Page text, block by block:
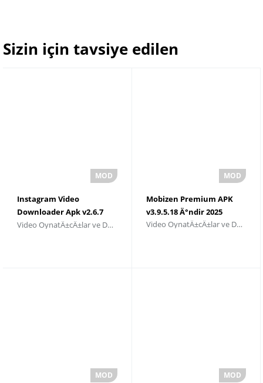
Sizin için tavsiye edilen
Instagram Video
Downloader Apk v2.6.7
Download 2025
Video OynatÄ±cÄ±lar ve DÃ¼zenleyiciler
Mobizen Premium APK
v3.9.5.18 Ä°ndir 2025
Video OynatÄ±cÄ±lar ve DÃ¼zenleyiciler